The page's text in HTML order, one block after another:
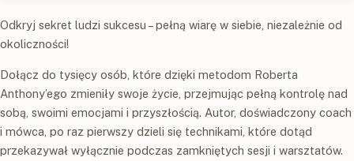
Odkryj sekret ludzi sukcesu – pełną wiarę w siebie, niezależnie od
okoliczności!
Dołącz do tysięcy osób, które dzięki metodom Roberta
Anthony’ego zmieniły swoje życie, przejmując pełną kontrolę nad
sobą, swoimi emocjami i przyszłością. Autor, doświadczony coach
i mówca, po raz pierwszy dzieli się technikami, które dotąd
przekazywał wyłącznie podczas zamkniętych sesji i warsztatów.